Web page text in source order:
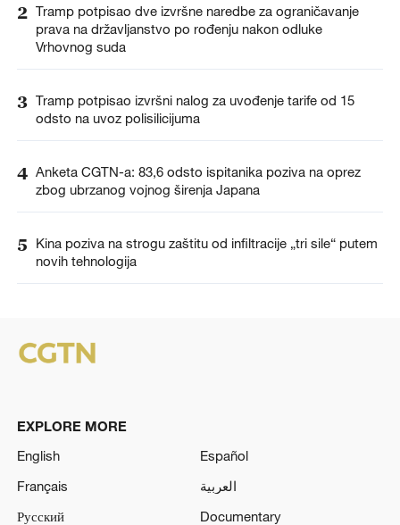
2 Tramp potpisao dve izvršne naredbe za ograničavanje
prava na državljanstvo po rođenju nakon odluke
Vrhovnog suda
3 Tramp potpisao izvršni nalog za uvođenje tarife od 15
odsto na uvoz polisilicijuma
4 Anketa CGTN-a: 83,6 odsto ispitanika poziva na oprez
zbog ubrzanog vojnog širenja Japana
5
Kina poziva na strogu zaštitu od infiltracije „tri sile“ putem
novih tehnologija
EXPLORE MORE
English
Español
Français
العربية
Русский
Documentary